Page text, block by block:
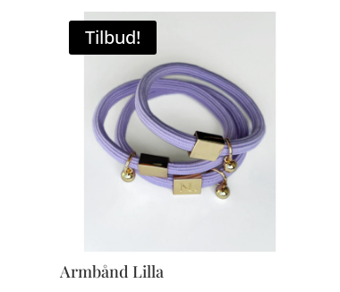
Tilbud!
Armbånd Lilla